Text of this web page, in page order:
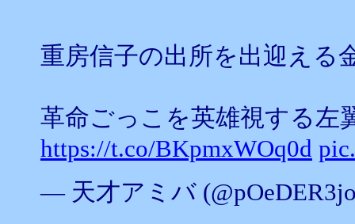
重房信子の出所を出迎える
革命ごっこを英雄視する左
https://t.co/BKpmxWOq0d
— 天才アミバ